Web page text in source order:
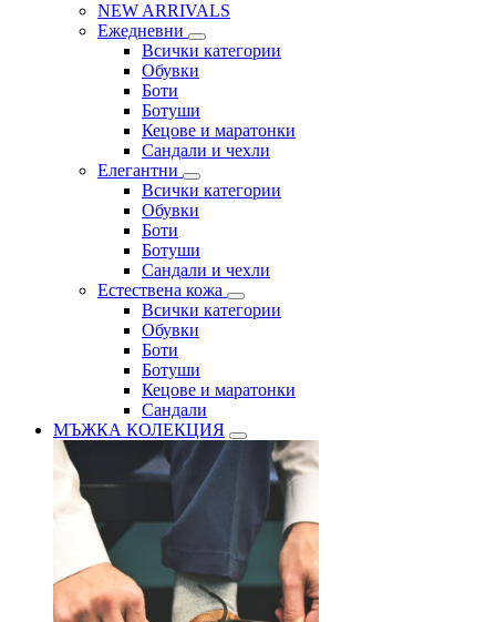
NEW ARRIVALS
Ежедневни
Всички категории
Обувки
Боти
Ботуши
Кецове и маратонки
Сандали и чехли
Елегантни
Всички категории
Обувки
Боти
Ботуши
Сандали и чехли
Естествена кожа
Всички категории
Обувки
Боти
Ботуши
Кецове и маратонки
Сандали
МЪЖКА КОЛЕКЦИЯ